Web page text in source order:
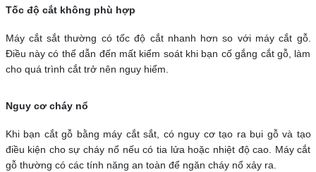
Tốc độ cắt không phù hợp
Máy cắt sắt thường có tốc độ cắt nhanh hơn so với máy cắt gỗ.
Điều này có thể dẫn đến mất kiểm soát khi bạn cố gắng cắt gỗ, làm
cho quá trình cắt trở nên nguy hiểm.
Nguy cơ cháy nổ
Khi bạn cắt gỗ bằng máy cắt sắt, có nguy cơ tạo ra bụi gỗ và tạo
điều kiện cho sự cháy nổ nếu có tia lửa hoặc nhiệt độ cao. Máy cắt
gỗ thường có các tính năng an toàn để ngăn cháy nổ xảy ra.